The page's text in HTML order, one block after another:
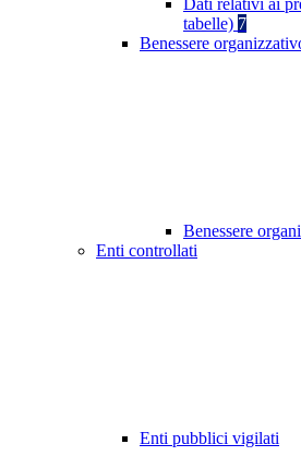
Dati relativi ai
tabelle) 7
Benessere
Benessere
Enti controllati
Enti pubblici vigilati